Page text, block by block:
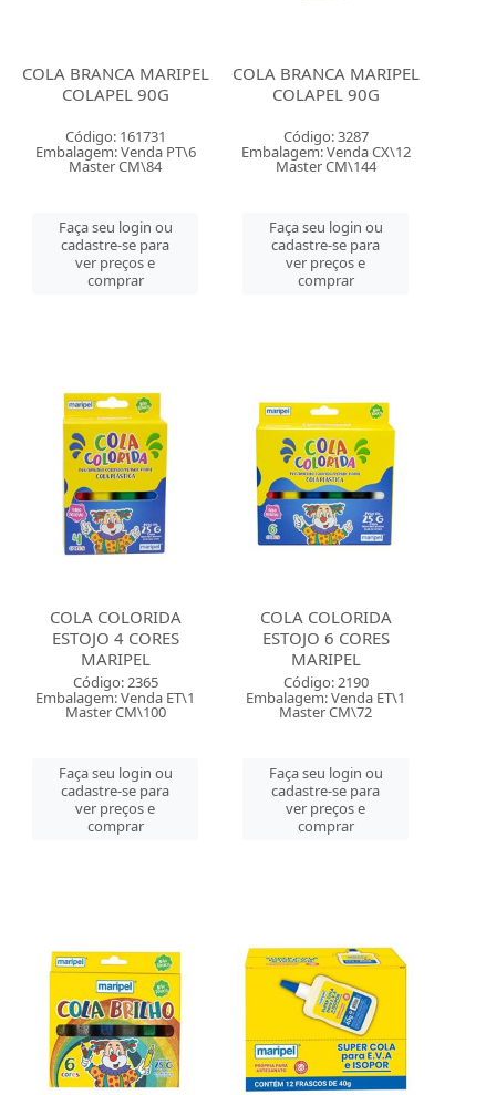
COLA BRANCA MARIPEL
COLAPEL 90G
Código: 161731
Embalagem: Venda PT\6
Master CM\84
Faça seu login ou
cadastre-se para
ver preços e
comprar
COLA BRANCA MARIPEL
COLAPEL 90G
Código: 3287
Embalagem: Venda CX\12
Master CM\144
Faça seu login ou
cadastre-se para
ver preços e
comprar
COLA COLORIDA
ESTOJO 4 CORES
MARIPEL
Código: 2365
Embalagem: Venda ET\1
Master CM\100
Faça seu login ou
cadastre-se para
ver preços e
comprar
COLA COLORIDA
ESTOJO 6 CORES
MARIPEL
Código: 2190
Embalagem: Venda ET\1
Master CM\72
Faça seu login ou
cadastre-se para
ver preços e
comprar